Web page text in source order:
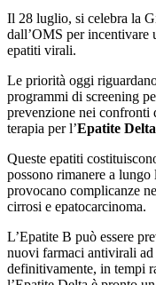
Il 28 luglio, si celebra la
dall’OMS per incentivare
epatiti virali.
Le priorità oggi
programmi di screening
prevenzione nei confronti
terapia per l’Epatite Delta
Queste epatiti
possono rimanere a
provocano complicanze
cirrosi e epatocarcinoma.
L’Epatite B può essere
nuovi farmaci antivirali
definitivamente, in tempi